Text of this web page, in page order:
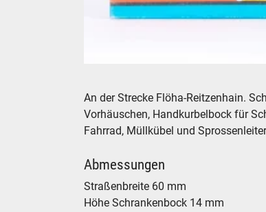
An der Strecke Flöha-Reitzenhain.
Vorhäuschen, Handkurbelbock für
Fahrrad, Müllkübel und
Abmessungen
Straßenbreite 60 mm
Höhe Schrankenbock 14 mm